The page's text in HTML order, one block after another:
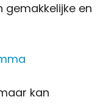
gemakkelijke en
kan